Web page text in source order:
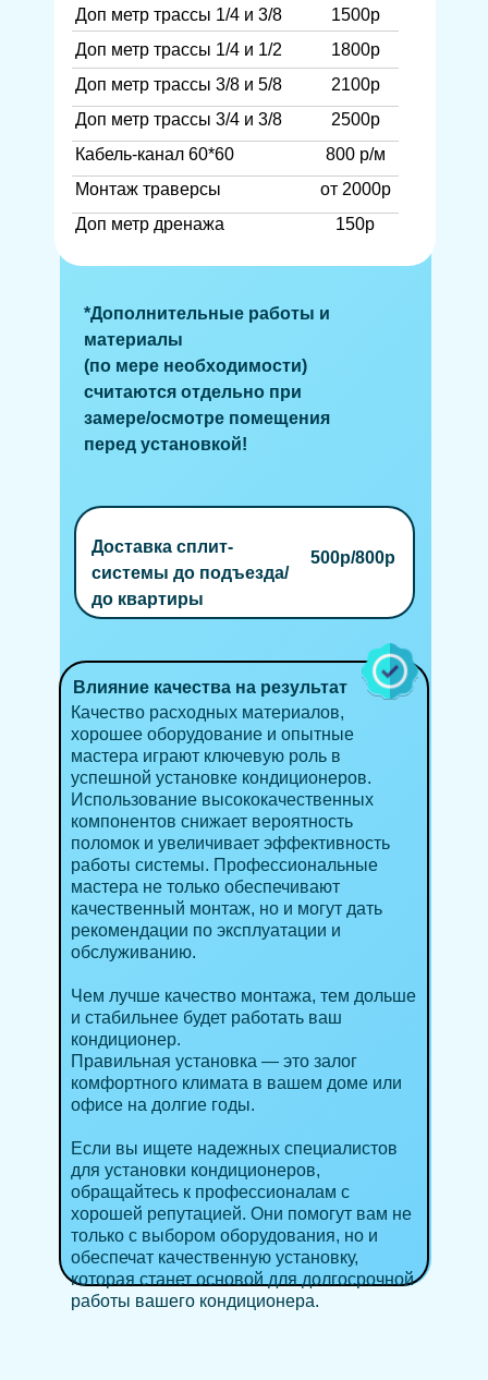
Качество расходных материалов,
хорошее оборудование и опытные
мастера играют ключевую роль в
успешной установке кондиционеров.
Использование высококачественных
компонентов снижает вероятность
поломок и увеличивает эффективность
работы системы. Профессиональные
мастера не только обеспечивают
качественный монтаж, но и могут дать
рекомендации по эксплуатации и
обслуживанию.
Чем лучше качество монтажа, тем дольше
и стабильнее будет работать ваш
кондиционер.
Правильная установка — это залог
комфортного климата в вашем доме или
офисе на долгие годы.
Если вы ищете надежных специалистов
для установки кондиционеров,
обращайтесь к профессионалам с
хорошей репутацией. Они помогут вам не
только с выбором оборудования, но и
обеспечат качественную установку,
которая станет основой для долгосрочной
работы вашего кондиционера.
Влияние качества на результат
*Дополнительные работы и
материалы
(по мере необходимости)
считаются отдельно при
замере/осмотре помещения
перед установкой!
Доп метр трассы 1/4 и 3/8
Доп метр трассы 1/4 и 1/2
Доп метр трассы 3/8 и 5/8
Доп метр трассы 3/4 и 3/8
Кабель-канал 60*60
Монтаж траверсы
Доп метр дренажа
1500р
1800р
2100р
2500р
800 р/м
от 2000р
150р
Доставка сплит-
системы до подъезда/
до квартиры
500р/800р